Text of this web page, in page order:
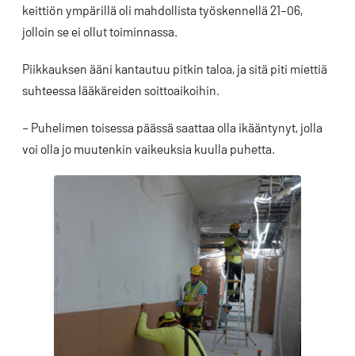
keittiön ympärillä oli mahdollista työskennellä 21–06,
jolloin se ei ollut toiminnassa.
Piikkauksen ääni kantautuu pitkin taloa, ja sitä piti miettiä
suhteessa lääkäreiden soittoaikoihin.
– Puhelimen toisessa päässä saattaa olla ikääntynyt, jolla
voi olla jo muutenkin vaikeuksia kuulla puhetta.